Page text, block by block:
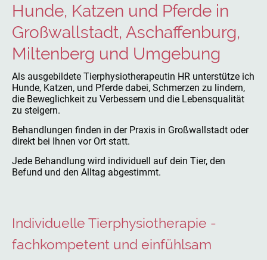
Hunde, Katzen und Pferde in
Großwallstadt, Aschaffenburg,
Miltenberg und Umgebung
Als ausgebildete Tierphysiotherapeutin HR unterstütze ich
Hunde, Katzen, und Pferde dabei, Schmerzen zu lindern,
die Beweglichkeit zu Verbessern und die Lebensqualität
zu steigern.
Behandlungen finden in der Praxis in Großwallstadt oder
direkt bei Ihnen vor Ort statt.
Jede Behandlung wird individuell auf dein Tier, den
Befund und den Alltag abgestimmt.
Individuelle Tierphysiotherapie -
fachkompetent und einfühlsam